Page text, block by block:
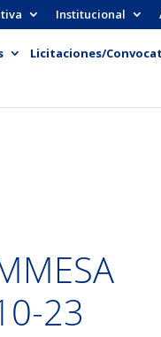
Institucional
Licitaciones/
23